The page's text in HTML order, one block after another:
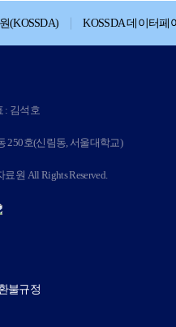
(KOSSDA) KOSSDA 데이터페
: 김석호
250호(신림동, 서울대학교)
원 All Rights Reserved.
불규정